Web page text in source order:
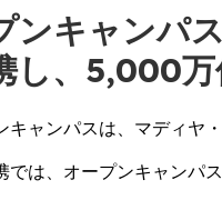
ンキャンパ
し、5,000
キャンパスは、マディヤ
では、オープンキャンパ